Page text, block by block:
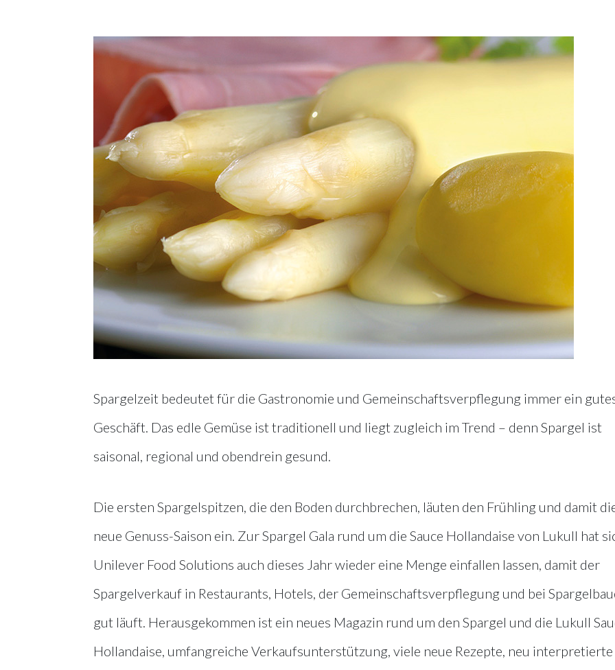
Spargelzeit bedeutet für die Gastronomie und Gemeinschaftsverpflegung immer ein
Geschäft. Das edle Gemüse ist traditionell und liegt zugleich im Trend – denn Spargel ist
saisonal, regional und obendrein gesund.
Die ersten Spargelspitzen, die den Boden durchbrechen, läuten den Frühling und damit
neue Genuss-Saison ein. Zur Spargel Gala rund um die Sauce Hollandaise von Lukull hat
Unilever Food Solutions auch dieses Jahr wieder eine Menge einfallen lassen, damit der
Spargelverkauf in Restaurants, Hotels, der Gemeinschaftsverpflegung und bei
gut läuft. Herausgekommen ist ein neues Magazin rund um den Spargel und die Lukull
Hollandaise, umfangreiche Verkaufsunterstützung, viele neue Rezepte, neu interpretierte